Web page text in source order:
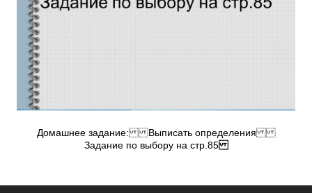
Домашнее задание: Выписать определения
Задание по выбору на стр.85